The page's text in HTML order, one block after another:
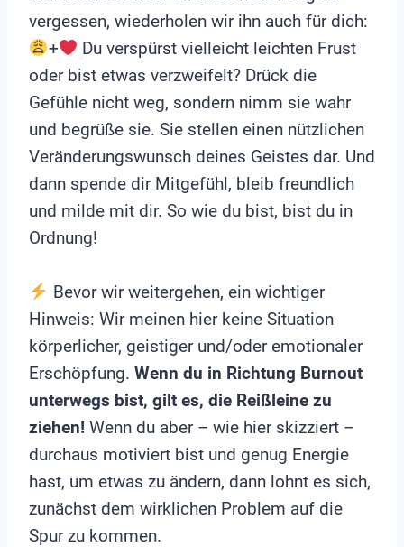
vergessen, wiederholen wir ihn auch für dich:
+
Du verspürst vielleicht leichten Frust
oder bist etwas verzweifelt? Drück die
Gefühle nicht weg, sondern nimm sie wahr
und begrüße sie. Sie stellen einen nützlichen
Veränderungswunsch deines Geistes dar. Und
dann spende dir Mitgefühl, bleib freundlich
und milde mit dir. So wie du bist, bist du in
Ordnung!
Bevor wir weitergehen, ein wichtiger
Hinweis: Wir meinen hier keine Situation
körperlicher, geistiger und/oder emotionaler
Erschöpfung. Wenn du in Richtung Burnout
unterwegs bist, gilt es, die Reißleine zu
ziehen! Wenn du aber – wie hier skizziert –
durchaus motiviert bist und genug Energie
hast, um etwas zu ändern, dann lohnt es sich,
zunächst dem wirklichen Problem auf die
Spur zu kommen.